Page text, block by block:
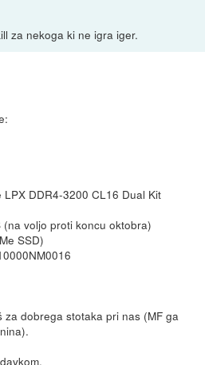
za nekoga ki ne igra iger.
DDR4-3200 CL16 Dual Kit
voljo proti koncu oktobra)
SSD)
dobrega stotaka pri nas (MF ga